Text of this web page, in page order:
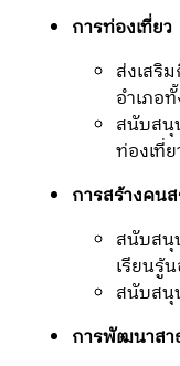
การท่องเที่ยว
ส่งเสริ
อำเภอ
สนับสนุ
ท่องเที่ย
การสร้างคน
สนับสนุ
เรียนรู้
สนับสนุ
การพัฒนาสา